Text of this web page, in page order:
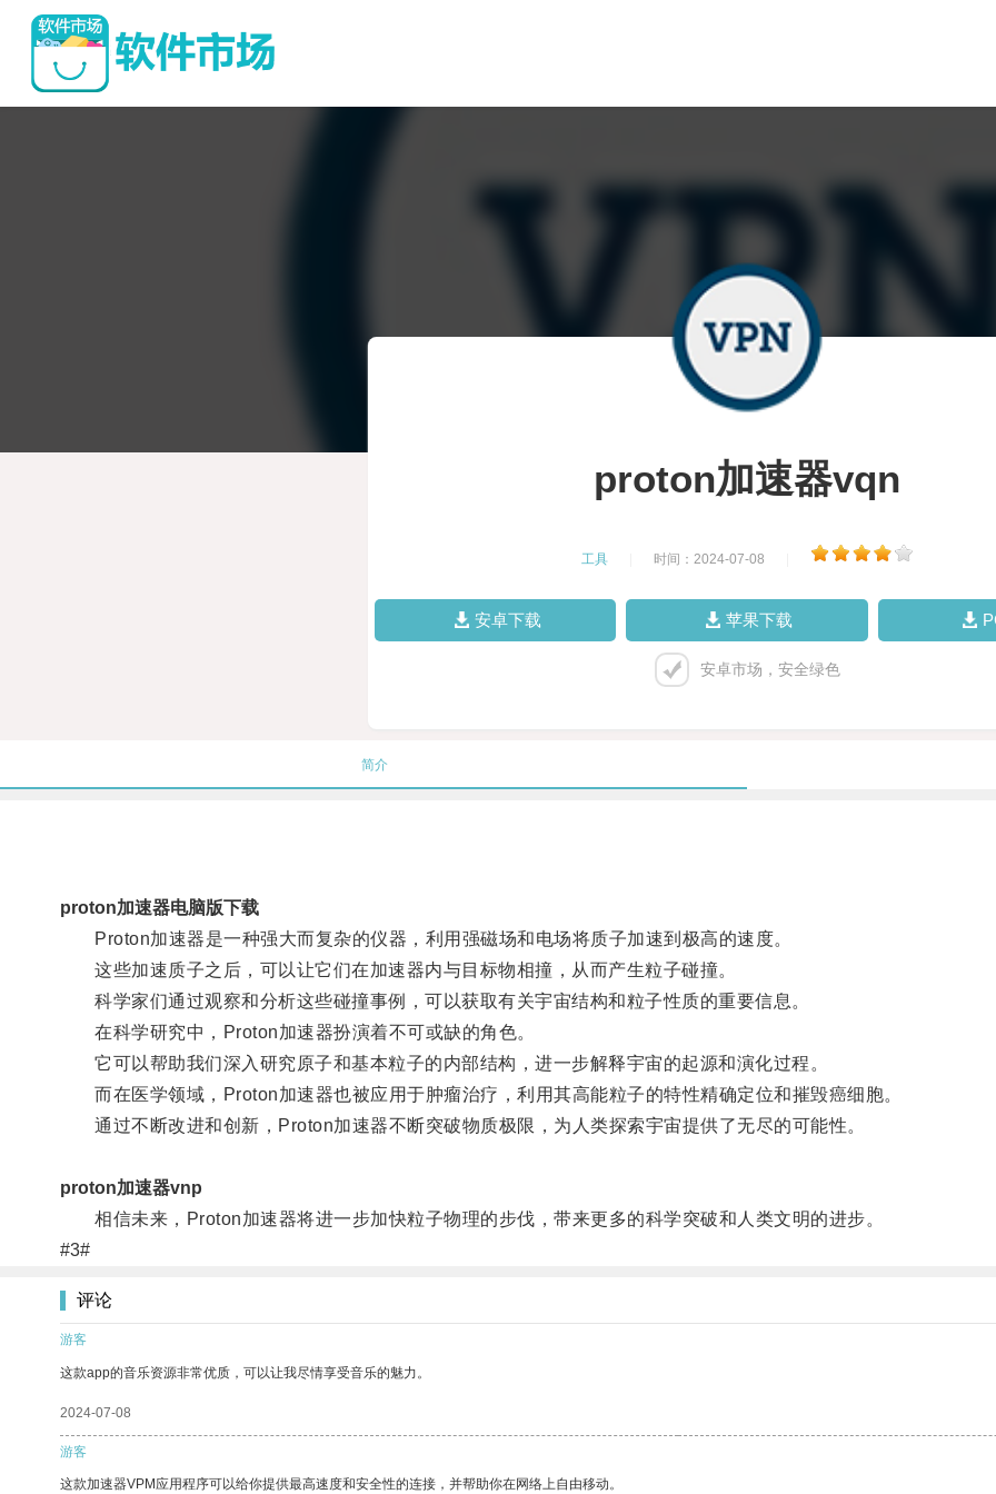
proton加速器vqn
工具 时间：2024-07-08
安卓下载 苹果下载
安卓市场，安全绿色
简介
proton加速器电脑版下载
Proton加速器是一种强大而复杂的仪器，利用强磁场和电场将质子加速到极高的速度。
这些加速质子之后，可以让它们在加速器内与目标物相撞，从而产生粒子碰撞。
科学家们通过观察和分析这些碰撞事例，可以获取有关宇宙结构和粒子性质的重要信息。
在科学研究中，Proton加速器扮演着不可或缺的角色。
它可以帮助我们深入研究原子和基本粒子的内部结构，进一步解释宇宙的起源和演化过程。
而在医学领域，Proton加速器也被应用于肿瘤治疗，利用其高能粒子的特性精确定位和摧毁癌细胞。
通过不断改进和创新，Proton加速器不断突破物质极限，为人类探索宇宙提供了无尽的可能性。
proton加速器vnp
相信未来，Proton加速器将进一步加快粒子物理的步伐，带来更多的科学突破和人类文明的进步。
#3#
评论
游客
这款app的音乐资源非常优质，可以让我尽情享受音乐的魅力。
2024-07-08
游客
这款加速器VPM应用程序可以给你提供最高速度和安全性的连接，并帮助你在网络上自由移动。